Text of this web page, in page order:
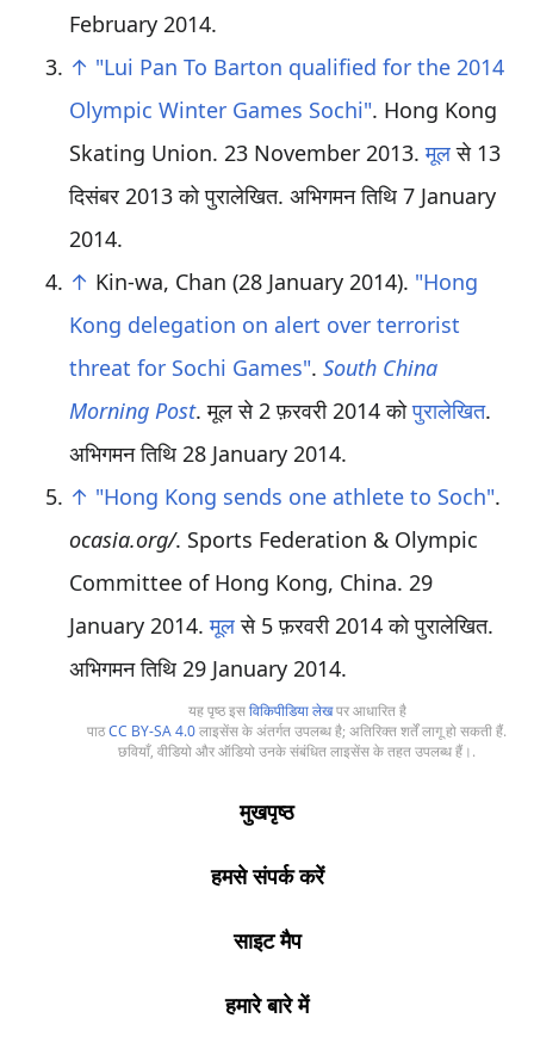
February2014.
↑ "Lui Pan To Barton qualified for the 2014
Olympic Winter Games Sochi". Hong Kong
Skating Union. 23 November 2013.मूलसे 13
दिसंबर 2013 को पुरालेखित. अभिगमन तिथि 7 January
2014.
↑ Kin-wa, Chan (28 January 2014). "Hong
Kong delegation on alert over terrorist
threat for Sochi Games". South China
Morning Post. मूल से 2 फ़रवरी 2014 कोपुरालेखित.
अभिगमन तिथि 28 January2014.
↑ "Hong Kong sends one athlete to Soch".
ocasia.org/. Sports Federation & Olympic
Committee of Hong Kong, China. 29
January 2014.मूलसे 5 फ़रवरी 2014 को पुरालेखित.
अभिगमन तिथि 29 January2014.
यह पृष्ठ इसविकिपीडिया लेखपर आधारित है
पाठCC BY-SA 4.0लाइसेंस के अंतर्गत उपलब्ध है; अतिरिक्त शर्तें लागू हो सकती हैं.
छवियाँ, वीडियो और ऑडियो उनके संबंधित लाइसेंस के तहत उपलब्ध हैं।.
मुखपृष्ठ
हमसे संपर्क करें
साइट मैप
हमारे बारे में